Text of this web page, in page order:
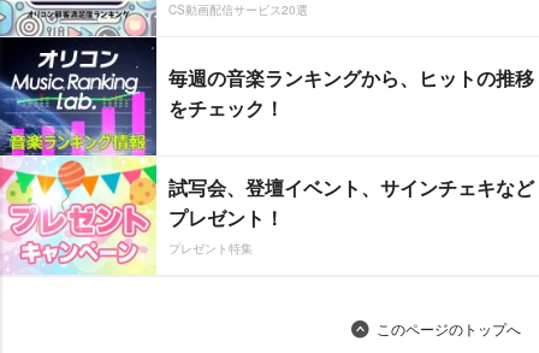
CS動画配信サービス20選
毎週の音楽ランキングから、ヒットの推移
をチェック！
試写会、登壇イベント、サインチェキなど
プレゼント！
プレゼント特集
このページのトップへ